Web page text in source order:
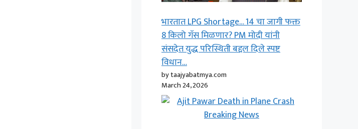
भारतात LPG Shortage… 14 चा जागी फक्त
8 किलो गॅस मिळणार? PM मोदी यांनी
संसदेत युद्ध परिस्थिती बद्दल दिले स्पष्ट
विधान…
by taajyabatmya.com
March 24, 2026